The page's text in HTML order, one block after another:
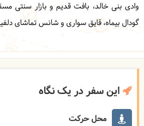
وادی بنی خالد، بافت قدیم و بازار سنتی
گودال بیماه، قایق سواری و شانس تماشای
این سفر در یک نگاه
محل حرکت